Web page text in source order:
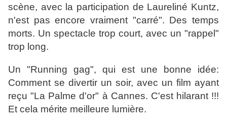
scène, avec la participation de Laureliné Kuntz,
n'est pas encore vraiment "carré". Des temps
morts. Un spectacle trop court, avec un "rappel"
trop long.
Un "Running gag", qui est une bonne idée:
Comment se divertir un soir, avec un film ayant
reçu "La Palme d'or" à Cannes. C'est hilarant !!!
Et cela mérite meilleure lumière.